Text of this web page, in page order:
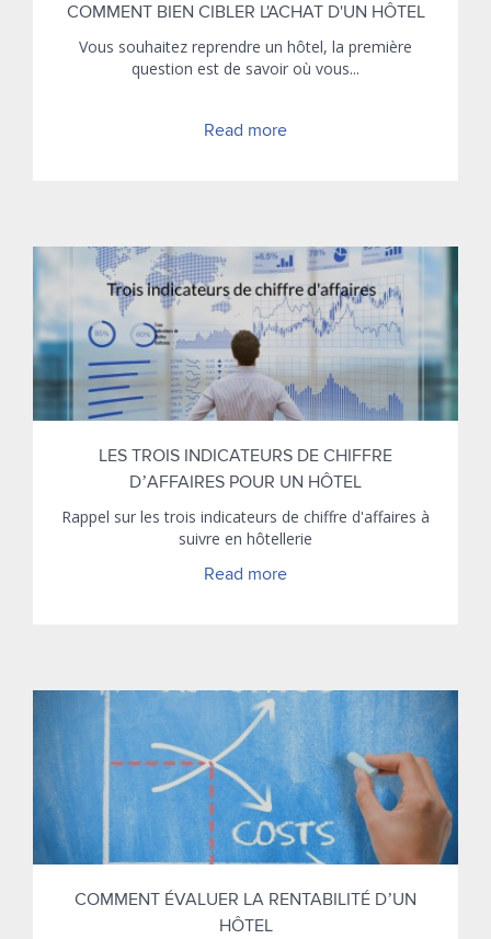
COMMENT BIEN CIBLER L'ACHAT D'UN HÔTEL
Vous souhaitez reprendre un hôtel, la première
question est de savoir où vous...
Read more
LES TROIS INDICATEURS DE CHIFFRE
D’AFFAIRES POUR UN HÔTEL
Rappel sur les trois indicateurs de chiffre d'affaires à
suivre en hôtellerie
Read more
COMMENT ÉVALUER LA RENTABILITÉ D’UN
HÔTEL